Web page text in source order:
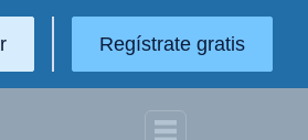
Regístrate gratis